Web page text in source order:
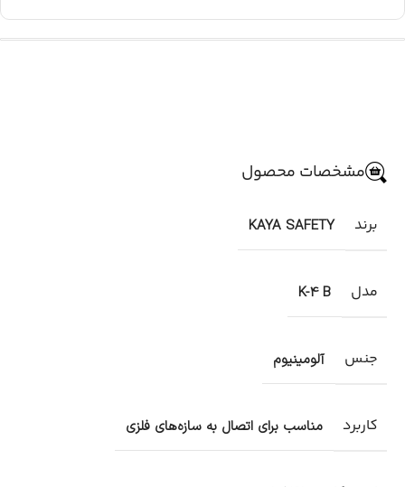
مشخصات محصول
برند KAYA SAFETY
مدل K-4 B
جنس آلومینیوم
کاربرد مناسب برای اتصال به سازه‌های فلزی